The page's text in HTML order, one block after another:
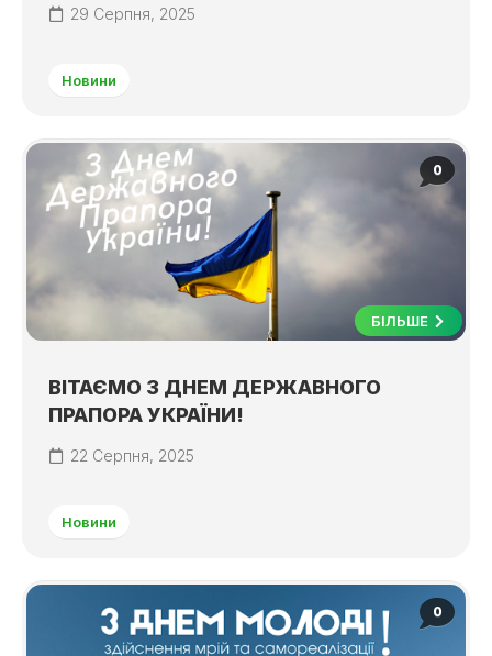
29 Серпня, 2025
Новини
0
БІЛЬШЕ
ВІТАЄМО З ДНЕМ ДЕРЖАВНОГО
ПРАПОРА УКРАЇНИ!
22 Серпня, 2025
Новини
0